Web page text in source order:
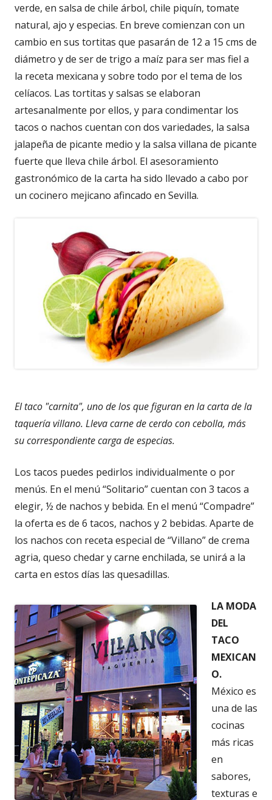
verde, en salsa de chile árbol, chile piquín, tomate
natural, ajo y especias. En breve comienzan con un
cambio en sus tortitas que pasarán de 12 a 15 cms de
diámetro y de ser de trigo a maíz para ser mas fiel a
la receta mexicana y sobre todo por el tema de los
celíacos. Las tortitas y salsas se elaboran
artesanalmente por ellos, y para condimentar los
tacos o nachos cuentan con dos variedades, la salsa
jalapeña de picante medio y la salsa villana de picante
fuerte que lleva chile árbol. El asesoramiento
gastronómico de la carta ha sido llevado a cabo por
un cocinero mejicano afincado en Sevilla.
El taco "carnita", uno de los que figuran en la carta de la
taquería villano. Lleva carne de cerdo con cebolla, más
su correspondiente carga de especias.
Los tacos puedes pedirlos individualmente o por
menús. En el menú “Solitario” cuentan con 3 tacos a
elegir, ½ de nachos y bebida. En el menú “Compadre”
la oferta es de 6 tacos, nachos y 2 bebidas. Aparte de
los nachos con receta especial de “Villano” de crema
agria, queso chedar y carne enchilada, se unirá a la
carta en estos días las quesadillas.
LA MODA
DEL
TACO
MEXICAN
O.
México es
una de las
cocinas
más ricas
en
sabores,
texturas e